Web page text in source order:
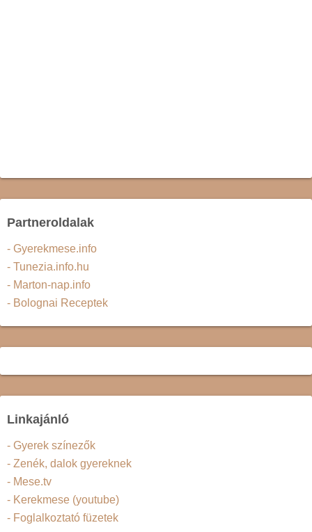
Partneroldalak
- Gyerekmese.info
- Tunezia.info.hu
- Marton-nap.info
- Bolognai Receptek
Linkajánló
- Gyerek színezők
- Zenék, dalok gyereknek
- Mese.tv
- Kerekmese (youtube)
- Foglalkoztató füzetek